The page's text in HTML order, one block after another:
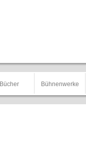
Bücher Bühnenwerke